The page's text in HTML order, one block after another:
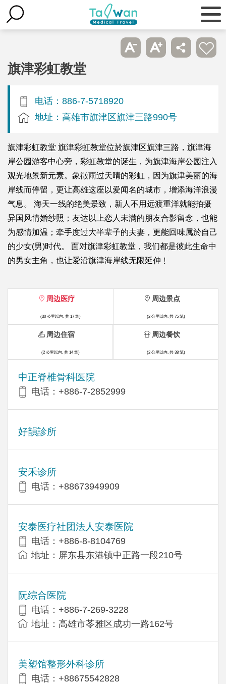
旗津彩虹教堂
电话：886-7-5718920
地址：高雄市旗津区旗津三路990号
旗津彩虹教堂 旗津彩虹教堂位於旗津区旗津三路，旗津海
岸公园游客中心旁，彩虹教堂的诞生，为旗津海岸公园注入
观光地景新元素。象徵雨过天晴的彩虹，因为旗津美丽的海
岸线而停留，更让高雄这座以爱闻名的城市，增添海洋浪漫
气息。 海天一线的绝美景致，新人不用远渡重洋就能拍摄
异国风情婚纱照；友达以上恋人未满的朋友合影留念，也能
为感情加温；牵手度过大半辈子的夫妻，更能回味属於自己
的少女(男)时代。 面对旗津彩虹教堂，我们都是彼此生命中
的男女主角，也让爱沿旗津海岸线无限延伸﹗
周边医疗
(30 公里以内, 共 17 笔)
中正脊椎骨科医院
电话：+886-7-2852999
好韻診所
安禾诊所
电话：+88673949909
安泰医疗社团法人安泰医院
电话：+886-8-8104769
地址：屏东县东港镇中正路一段210号
阮综合医院
电话：+886-7-269-3228
地址：高雄市苓雅区成功一路162号
美塑馆整形外科诊所
电话：+88675542828
周边景点
(2 公里以内, 共 75 笔)
周边住宿
(2 公里以内, 共 14 笔)
周边餐饮
(2 公里以内, 共 38 笔)